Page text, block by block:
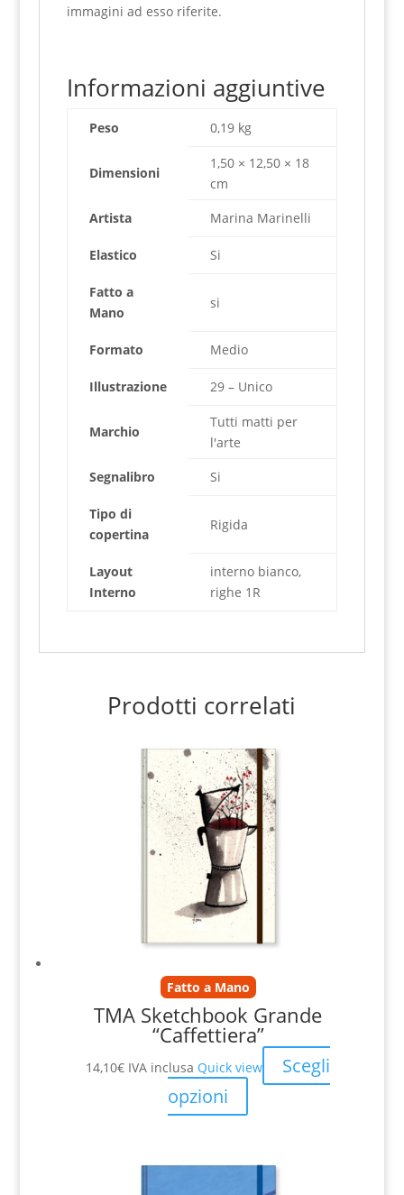
immagini ad esso riferite.
Informazioni aggiuntive
Peso 0,19 kg
Dimensioni
1,50 × 12,50 × 18
cm
Artista
Marina Marinelli
Elastico Si
Fatto a
Mano
si
Formato Medio
Illustrazione 29 – Unico
Marchio
Tutti matti per
l'arte
Segnalibro
Si
Tipo di
copertina
Rigida
Layout
Interno
interno bianco,
righe 1R
Prodotti correlati
Fatto a Mano
TMA Sketchbook Grande
“Caffettiera”
14,10€ IVA inclusa Quick view
Scegli
opzioni